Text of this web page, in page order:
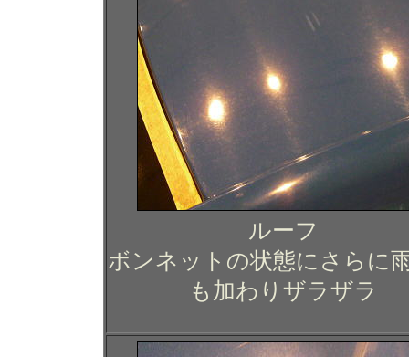
ルーフ
ボンネットの状態にさらに
も加わりザラザラ